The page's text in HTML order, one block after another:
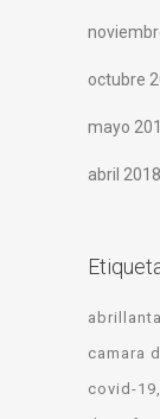
octubre
mayo
abril 2018
camara
covid-19